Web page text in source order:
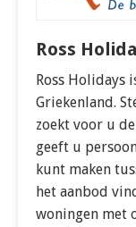
Ross
Ross Holidays
Griekenland.
zoekt voor u
geeft u
kunt maken
het aanbod
woningen met